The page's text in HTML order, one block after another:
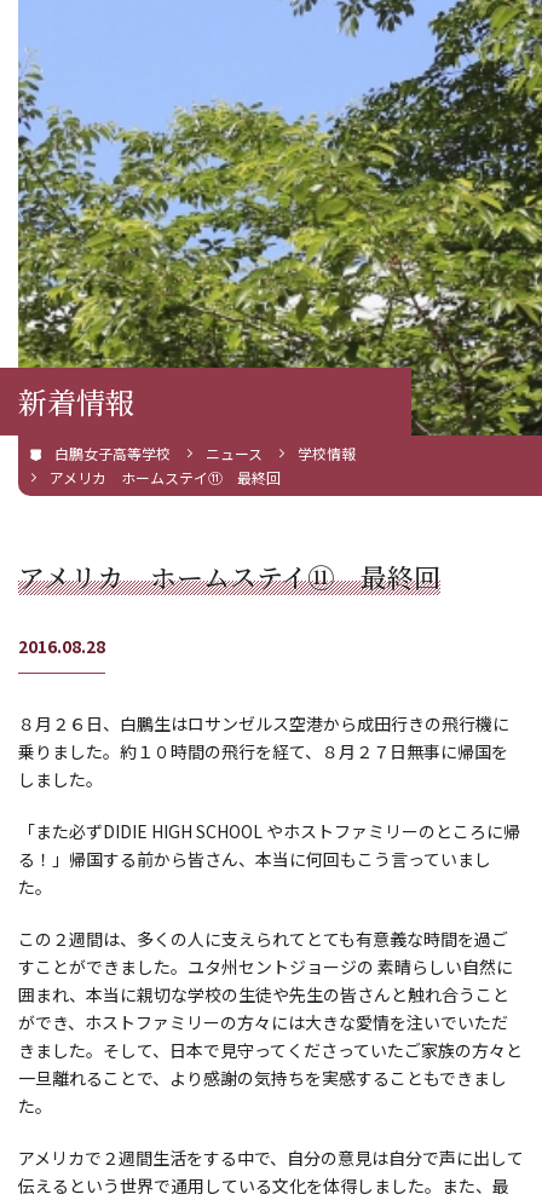
新着情報
白鵬女子高等学校 ニュース
学校情報
アメリカ ホームステイ⑪ 最終回
アメリカ ホームステイ⑪ 最終回
2016.08.28
８月２６日、白鵬生はロサンゼルス空港から成田行きの飛行機に
乗りました。約１０時間の飛行を経て、８月２７日無事に帰国を
しました。
「また必ずDIDIE HIGH SCHOOL やホストファミリーのところに帰
る！」帰国する前から皆さん、本当に何回もこう言っていまし
た。
この２週間は、多くの人に支えられてとても有意義な時間を過ご
すことができました。ユタ州セントジョージの 素晴らしい自然に
囲まれ、本当に親切な学校の生徒や先生の皆さんと触れ合うこと
ができ、ホストファミリーの方々には大きな愛情を注いでいただ
きました。そして、日本で見守ってくださっていたご家族の方々と
一旦離れることで、より感謝の気持ちを実感することもできまし
た。
アメリカで２週間生活をする中で、自分の意見は自分で声に出して
伝えるという世界で通用している文化を体得しました。また、最